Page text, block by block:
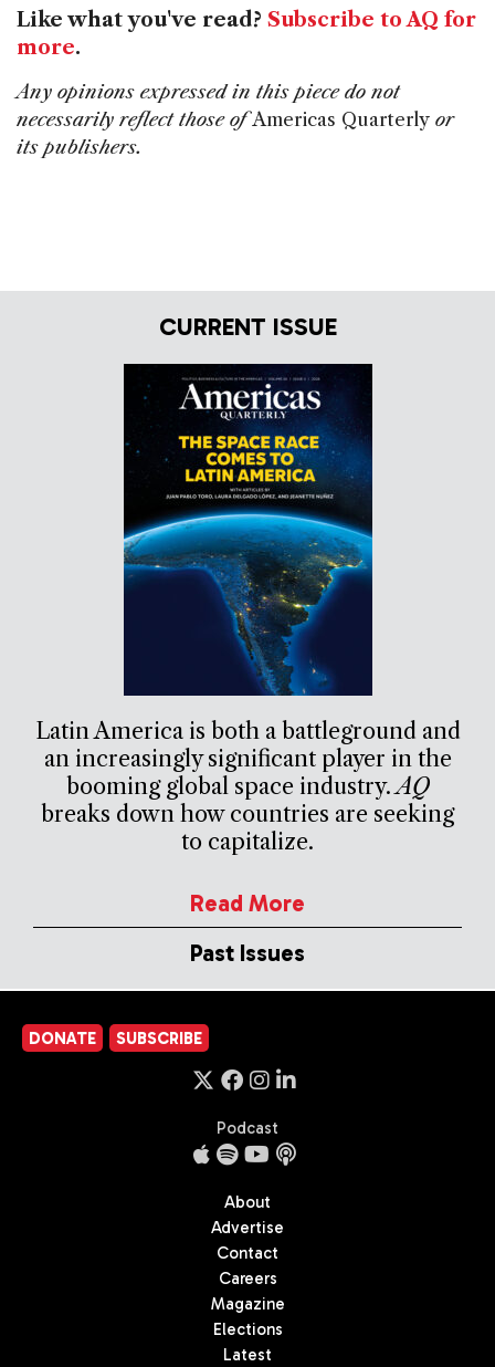
Like what you've read? Subscribe to AQ for
more.
Any opinions expressed in this piece do not
necessarily reflect those ofAmericas Quarterly or
its publishers.
CURRENT ISSUE
Latin America is both a battleground and
an increasingly significant player in the
booming global space industry.AQ
breaks down how countries are seeking
to capitalize.
Read More
Past Issues
DONATE SUBSCRIBE
Podcast
About
Advertise
Contact
Careers
Magazine
Elections
Latest